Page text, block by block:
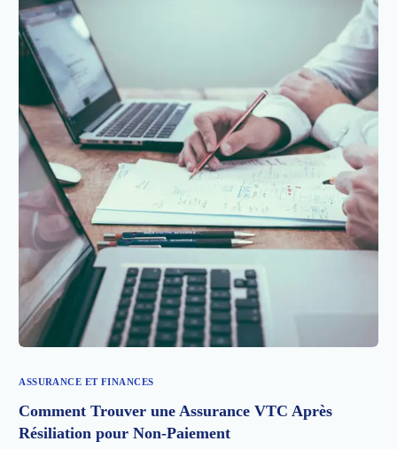
ASSURANCE ET FINANCES
Comment Trouver une Assurance VTC Après
Résiliation pour Non-Paiement